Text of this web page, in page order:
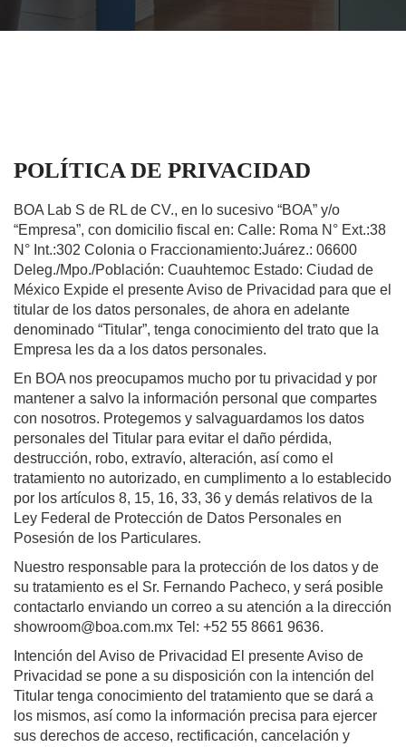
POLÍTICA DE PRIVACIDAD
BOA Lab S de RL de CV., en lo sucesivo “BOA” y/o
“Empresa”, con domicilio fiscal en: Calle: Roma N° Ext.:38
N° Int.:302 Colonia o Fraccionamiento:Juárez.: 06600
Deleg./Mpo./Población: Cuauhtemoc Estado: Ciudad de
México Expide el presente Aviso de Privacidad para que el
titular de los datos personales, de ahora en adelante
denominado “Titular”, tenga conocimiento del trato que la
Empresa les da a los datos personales.
En BOA nos preocupamos mucho por tu privacidad y por
mantener a salvo la información personal que compartes
con nosotros. Protegemos y salvaguardamos los datos
personales del Titular para evitar el daño pérdida,
destrucción, robo, extravío, alteración, así como el
tratamiento no autorizado, en cumplimento a lo establecido
por los artículos 8, 15, 16, 33, 36 y demás relativos de la
Ley Federal de Protección de Datos Personales en
Posesión de los Particulares.
Nuestro responsable para la protección de los datos y de
su tratamiento es el Sr. Fernando Pacheco, y será posible
contactarlo enviando un correo a su atención a la dirección
showroom@boa.com.mx Tel: +52 55 8661 9636.
Intención del Aviso de Privacidad El presente Aviso de
Privacidad se pone a su disposición con la intención del
Titular tenga conocimiento del tratamiento que se dará a
los mismos, así como la información precisa para ejercer
sus derechos de acceso, rectificación, cancelación y